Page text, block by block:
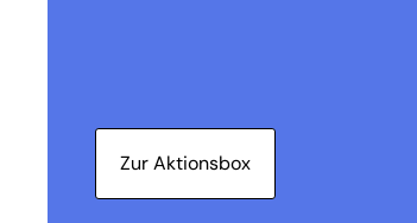
Zur Aktionsbox